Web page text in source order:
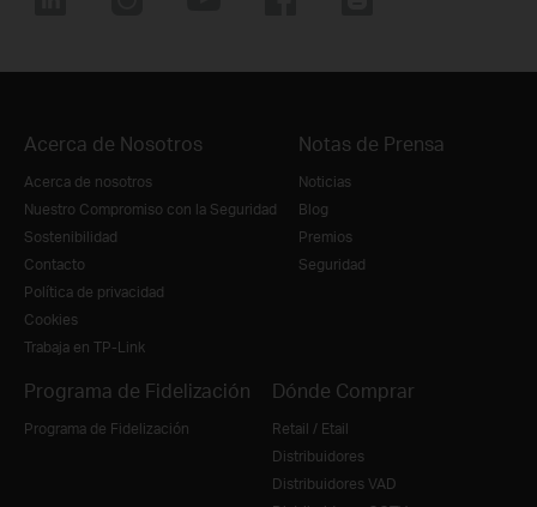
Acerca de Nosotros
Acerca de nosotros
Nuestro Compromiso con la Seguridad
Sostenibilidad
Contacto
Política de privacidad
Cookies
Trabaja en TP-Link
Notas de Prensa
Noticias
Blog
Premios
Seguridad
Programa de Fidelización
Programa de Fidelización
Dónde Comprar
Retail / Etail
Distribuidores
Distribuidores VAD